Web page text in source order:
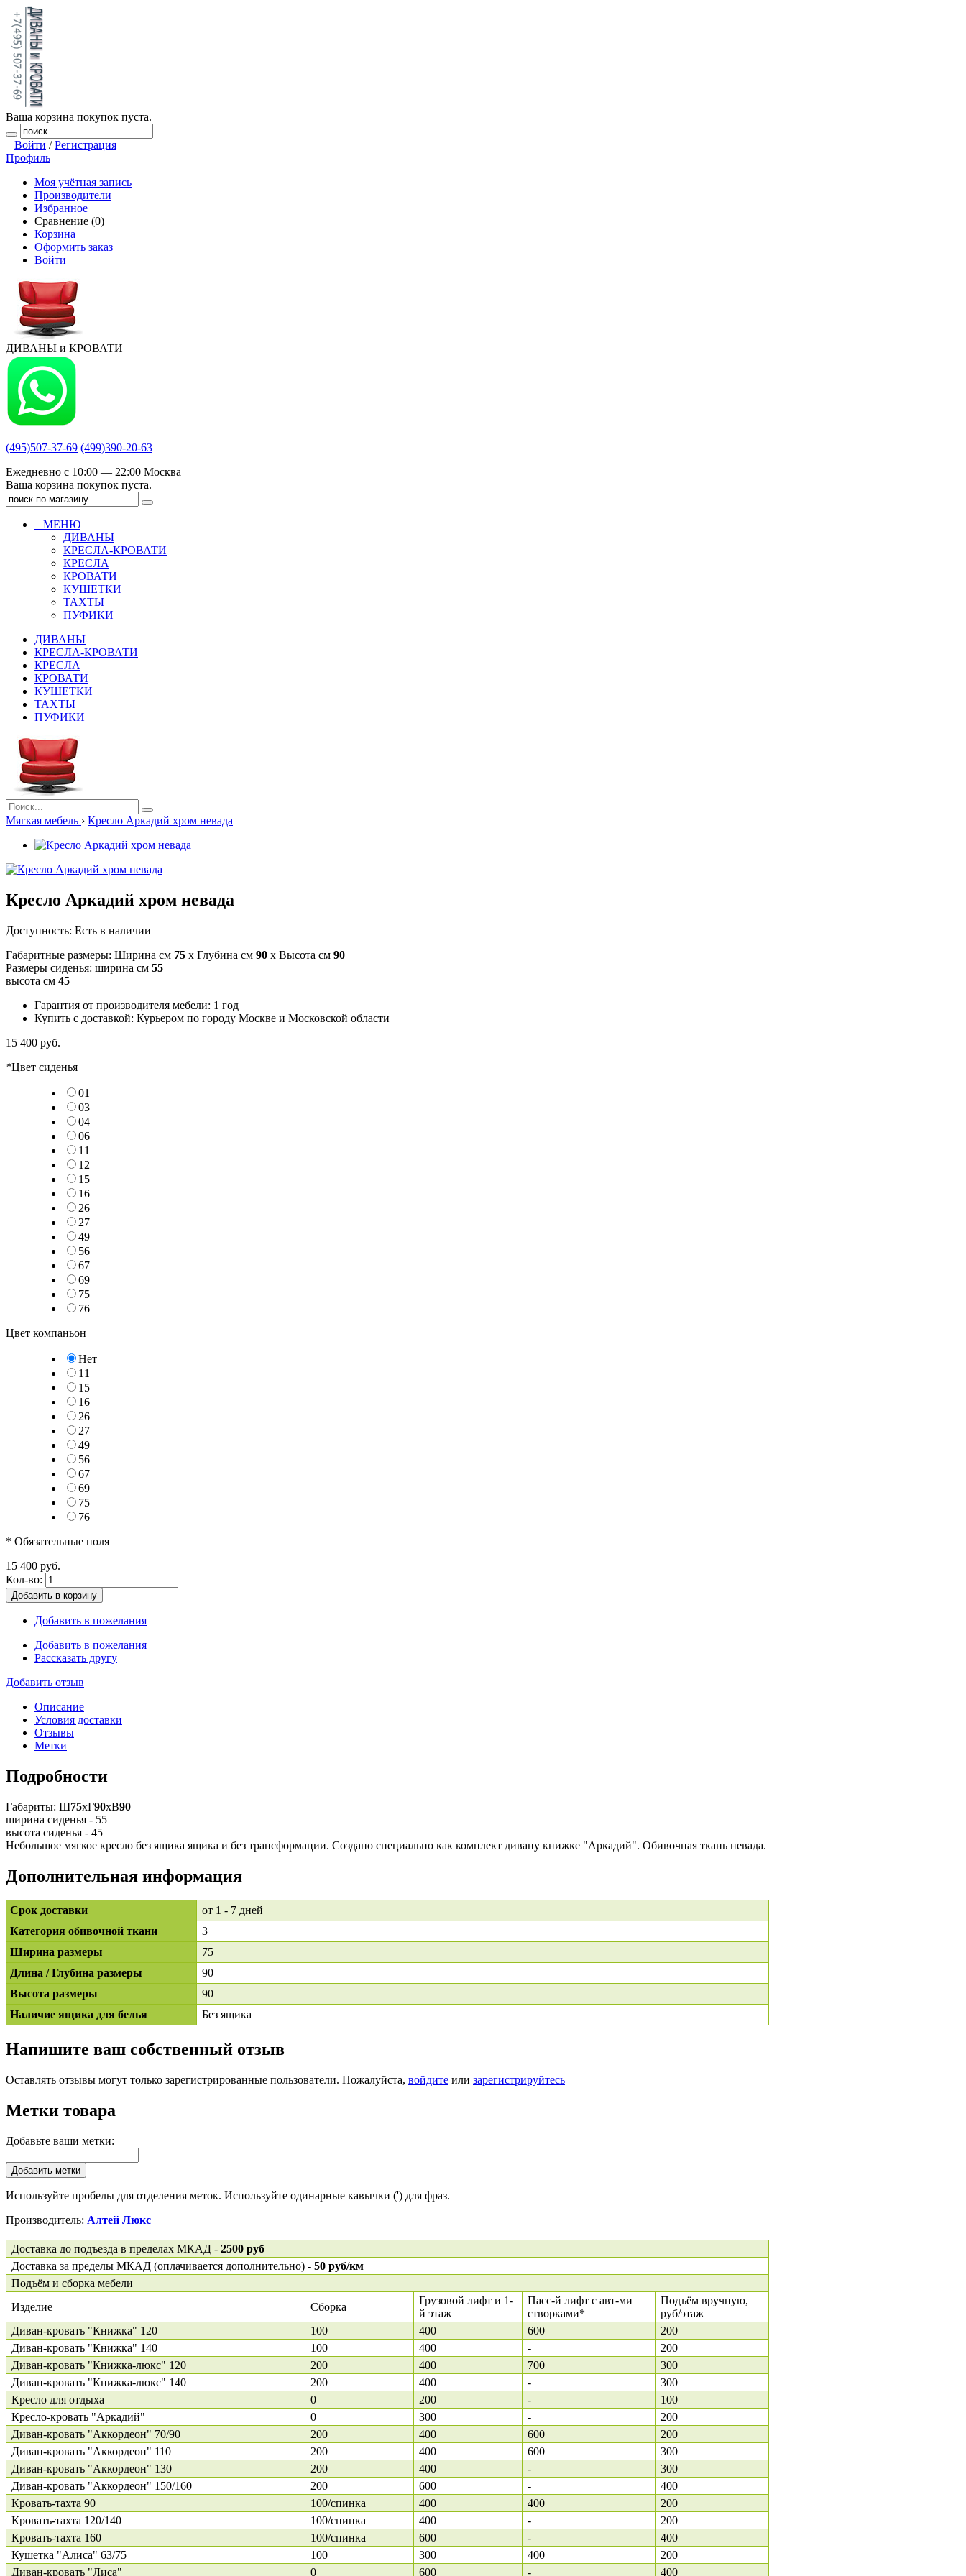
Ваша корзина покупок пуста.
Войти /Регистрация
Профиль
Моя учётная запись
Производители
Избранное
Сравнение (0)
Корзина
Оформить заказ
Войти
ДИВАНЫ и КРОВАТИ
(495)507-37-69 (499)390-20-63
Ежедневно с 10:00 — 22:00 Москва
Ваша корзина покупок пуста.
МЕНЮ
ДИВАНЫ
КРЕСЛА-КРОВАТИ
КРЕСЛА
КРОВАТИ
КУШЕТКИ
ТАХТЫ
ПУФИКИ
ДИВАНЫ
КРЕСЛА-КРОВАТИ
КРЕСЛА
КРОВАТИ
КУШЕТКИ
ТАХТЫ
ПУФИКИ
Мягкая мебель › Кресло Аркадий хром невада
Кресло Аркадий хром невада
Доступность: Есть в наличии
Габаритные размеры: Ширина см 75 x Глубина см 90 x Высота см 90
Размеры сиденья: ширина см 55
высота см 45
Гарантия от производителя мебели: 1 год
Купить с доставкой: Курьером по городу Москве и Московской области
15 400 руб.
*Цвет сиденья
01
03
04
06
11
12
15
16
26
27
49
56
67
69
75
76
Цвет компаньон
Нет
11
15
16
26
27
49
56
67
69
75
76
* Обязательные поля
15 400 руб.
Кол-во:
Добавить в корзину
Добавить в пожелания
Добавить в пожелания
Рассказать другу
Добавить отзыв
Описание
Условия доставки
Отзывы
Метки
Подробности
Габариты: Ш75xГ90xВ90
ширина сиденья - 55
высота сиденья - 45
Небольшое мягкое кресло без ящика ящика и без трансформации. Создано специально как комплект дивану книжке "Аркадий". Обивочная ткань невада.
Дополнительная информация
Срок доставки
от 1 - 7 дней
Категория обивочной ткани
3
Ширина размеры
75
Длина / Глубина размеры
90
Высота размеры
90
Наличие ящика для белья
Без ящика
Напишите ваш собственный отзыв
Оставлять отзывы могут только зарегистрированные пользователи. Пожалуйста, войдите или зарегистрируйтесь
Метки товара
Добавьте ваши метки:
Добавить метки
Используйте пробелы для отделения меток. Используйте одинарные кавычки (') для фраз.
Производитель: Алтей Люкс
Доставка до подъезда в пределах МКАД - 2500 руб
Доставка за пределы МКАД (оплачивается дополнительно) - 50 руб/км
Подъём и сборка мебели
Изделие
Сборка
Грузовой лифт и 1-
й этаж
Пасс-й лифт с авт-ми
створками*
Подъём вручную,
руб/этаж
Диван-кровать "Книжка" 120
100 400 600
200
Диван-кровать "Книжка" 140
100 400 -
200
Диван-кровать "Книжка-люкс" 120
200 400 700
300
Диван-кровать "Книжка-люкс" 140
200 400 -
300
Кресло для отдыха
0 200 -
100
Кресло-кровать "Аркадий"
0 300 -
200
Диван-кровать "Аккордеон" 70/90
200 400 600
200
Диван-кровать "Аккордеон" 110
200 400 600
300
Диван-кровать "Аккордеон" 130
200 400 -
300
Диван-кровать "Аккордеон" 150/160
200 600 -
400
Кровать-тахта 90
100/спинка 400 400
200
Кровать-тахта 120/140
100/спинка 400 -
200
Кровать-тахта 160
100/спинка 600 -
400
Кушетка "Алиса" 63/75
100 300 400
200
Диван-кровать "Лиса"
0 600 - 400